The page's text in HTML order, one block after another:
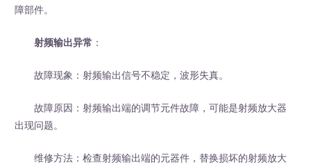
障部件。
射频输出异常 ：
故障现象：射频输出信号不稳定，波形失真。
故障原因：射频输出端的调节元件故障，可能是射频放大器
出现问题。
维修方法：检查射频输出端的元器件，替换损坏的射频放大